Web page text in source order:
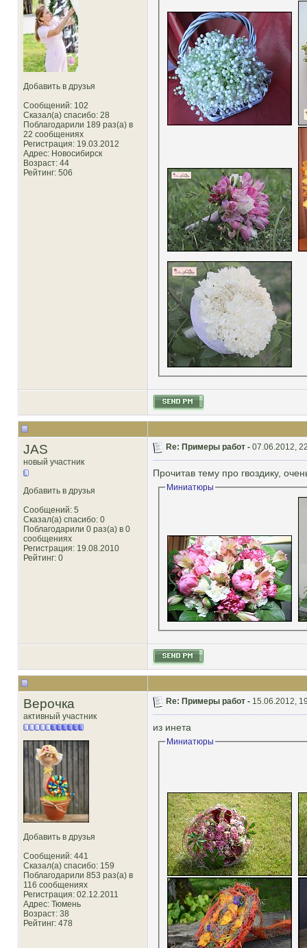
Добавить в друзья
Сообщений: 102
Сказал(а) спасибо: 28
Поблагодарили 189 раз(а) в
22 сообщениях
Регистрация: 19.03.2012
Адрес: Новосибирск
Возраст: 44
Рейтинг: 506
JAS
новый участник
Добавить в друзья
Сообщений: 5
Сказал(а) спасибо: 0
Поблагодарили 0 раз(а) в 0
сообщениях
Регистрация: 19.08.2010
Рейтинг: 0
Re: Примеры работ - 07.06.2012,
Прочитав тему про гвоздику,
Миниатюры
Верочка
активный участник
Добавить в друзья
Сообщений: 441
Сказал(а) спасибо: 159
Поблагодарили 853 раз(а) в
116 сообщениях
Регистрация: 02.12.2011
Адрес: Тюмень
Возраст: 38
Рейтинг: 478
Re: Примеры работ - 15.06.2012,
из инета
Миниатюры